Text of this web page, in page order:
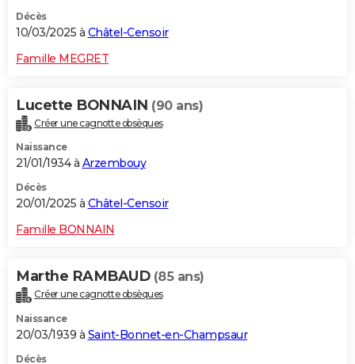
Décès
10/03/2025 à Châtel-Censoir
Famille MEGRET
Lucette BONNAIN (90 ans)
Créer une cagnotte obsèques
Naissance
21/01/1934 à Arzembouy
Décès
20/01/2025 à Châtel-Censoir
Famille BONNAIN
Marthe RAMBAUD (85 ans)
Créer une cagnotte obsèques
Naissance
20/03/1939 à Saint-Bonnet-en-Champsaur
Décès